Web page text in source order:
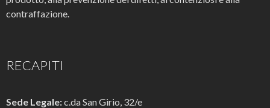
contraffazione.
RECAPITI
Sede Legale:c.da San Girio, 32/e